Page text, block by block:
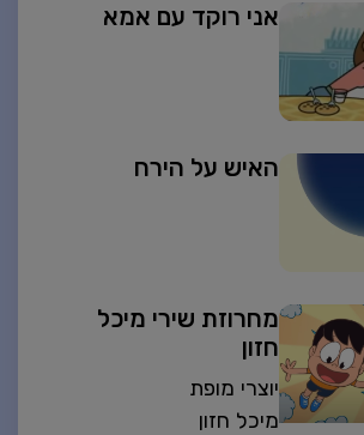
אני רוקד עם אמא
האיש על הירח
מחרוזת שירי מיכל
חזון
יוצרי מופת
מיכל חזון